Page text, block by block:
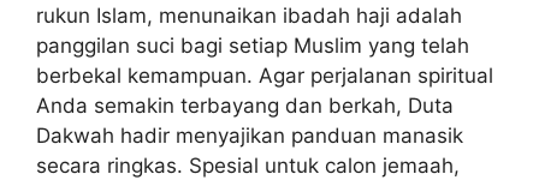
rukun Islam, menunaikan ibadah haji adalah
panggilan suci bagi setiap Muslim yang telah
berbekal kemampuan. Agar perjalanan spiritual
Anda semakin terbayang dan berkah, Duta
Dakwah hadir menyajikan panduan manasik
secara ringkas. Spesial untuk calon jemaah,